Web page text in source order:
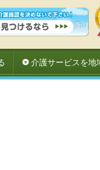
介護サービスを地